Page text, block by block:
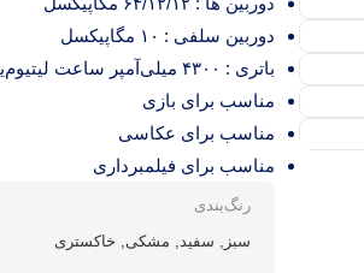
دوربین سلفی : ۱۰ مگاپیکسل
باتری : ۴۳۰۰ میلی‌آمپر ساعت لیتیوم‌یون
مناسب برای بازی
مناسب برای عکاسی
مناسب برای فیلمبرداری
رنگ‌بندی
سبز, سفید, مشکی, خاکستری